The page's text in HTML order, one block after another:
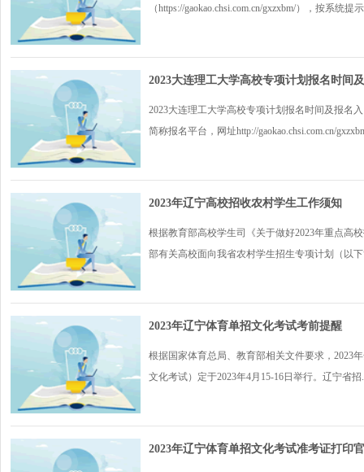
（https://gaokao.chsi.com.cn/gxzxbm/），按系统
2023大连理工大学高校专项计划报名时间
2023大连理工大学高校专项计划报名时间及报名
简称报名平台，网址http://gaokao.chsi.com.cn/
2023年辽宁高校招收农村学生工作须知
根据教育部高校学生司《关于做好2023年重点高
部有关高校面向我省农村学生招生专项计划（以
2023年辽宁体育单招文化考试考前提醒
根据国家体育总局、教育部相关文件要求，2023
文化考试）定于2023年4月15-16日举行。辽宁省招
2023年辽宁体育单招文化考试准考证打印